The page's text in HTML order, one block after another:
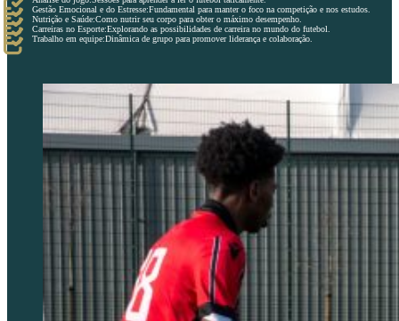
Gestão Emocional e do Estresse:Fundamental para manter o foco na competição e nos estudos.
Nutrição e Saúde:Como nutrir seu corpo para obter o máximo desempenho.
Carreiras no Esporte:Explorando as possibilidades de carreira no mundo do futebol.
Trabalho em equipe:Dinâmica de grupo para promover liderança e colaboração.